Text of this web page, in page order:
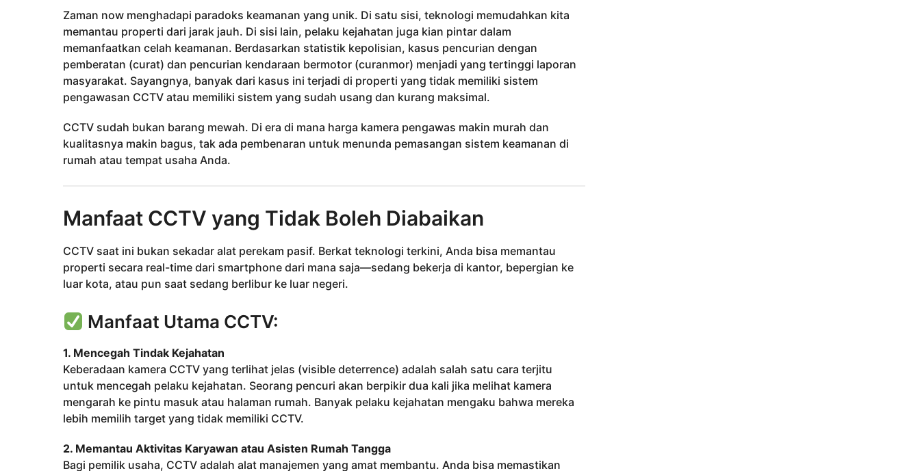
Zaman now menghadapi paradoks keamanan yang unik. Di satu sisi, teknologi memudahkan kita
memantau properti dari jarak jauh. Di sisi lain, pelaku kejahatan juga kian pintar dalam
memanfaatkan celah keamanan. Berdasarkan statistik kepolisian, kasus pencurian dengan
pemberatan (curat) dan pencurian kendaraan bermotor (curanmor) menjadi yang tertinggi laporan
masyarakat. Sayangnya, banyak dari kasus ini terjadi di properti yang tidak memiliki sistem
pengawasan CCTV atau memiliki sistem yang sudah usang dan kurang maksimal.
CCTV sudah bukan barang mewah. Di era di mana harga kamera pengawas makin murah dan
kualitasnya makin bagus, tak ada pembenaran untuk menunda pemasangan sistem keamanan di
rumah atau tempat usaha Anda.
Manfaat CCTV yang Tidak Boleh Diabaikan
CCTV saat ini bukan sekadar alat perekam pasif. Berkat teknologi terkini, Anda bisa memantau
properti secara real-time dari smartphone dari mana saja—sedang bekerja di kantor, bepergian ke
luar kota, atau pun saat sedang berlibur ke luar negeri.
Manfaat Utama CCTV:
1. Mencegah Tindak Kejahatan
Keberadaan kamera CCTV yang terlihat jelas (visible deterrence) adalah salah satu cara terjitu
untuk mencegah pelaku kejahatan. Seorang pencuri akan berpikir dua kali jika melihat kamera
mengarah ke pintu masuk atau halaman rumah. Banyak pelaku kejahatan mengaku bahwa mereka
lebih memilih target yang tidak memiliki CCTV.
2. Memantau Aktivitas Karyawan atau Asisten Rumah Tangga
Bagi pemilik usaha, CCTV adalah alat manajemen yang amat membantu. Anda bisa memastikan